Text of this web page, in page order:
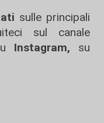
sulle principali
sul canale
Instagram, su